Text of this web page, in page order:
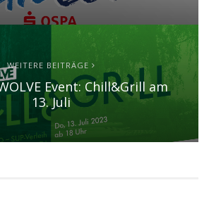
WEITERE BEITRÄGE
Event: Chill&Grill am
13. Juli